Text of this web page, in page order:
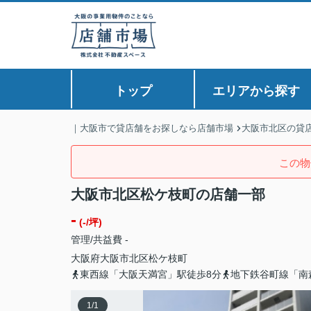
トップ エリアから探す
｜大阪市で貸店舗をお探しなら店舗市場 大阪市北区の貸
この
大阪市北区松ケ枝町の店舗一部
- (-/坪)
管理/共益費 -
大阪府大阪市北区松ケ枝町
東西線「大阪天満宮」駅徒歩8分
地下鉄谷町線「
1/1